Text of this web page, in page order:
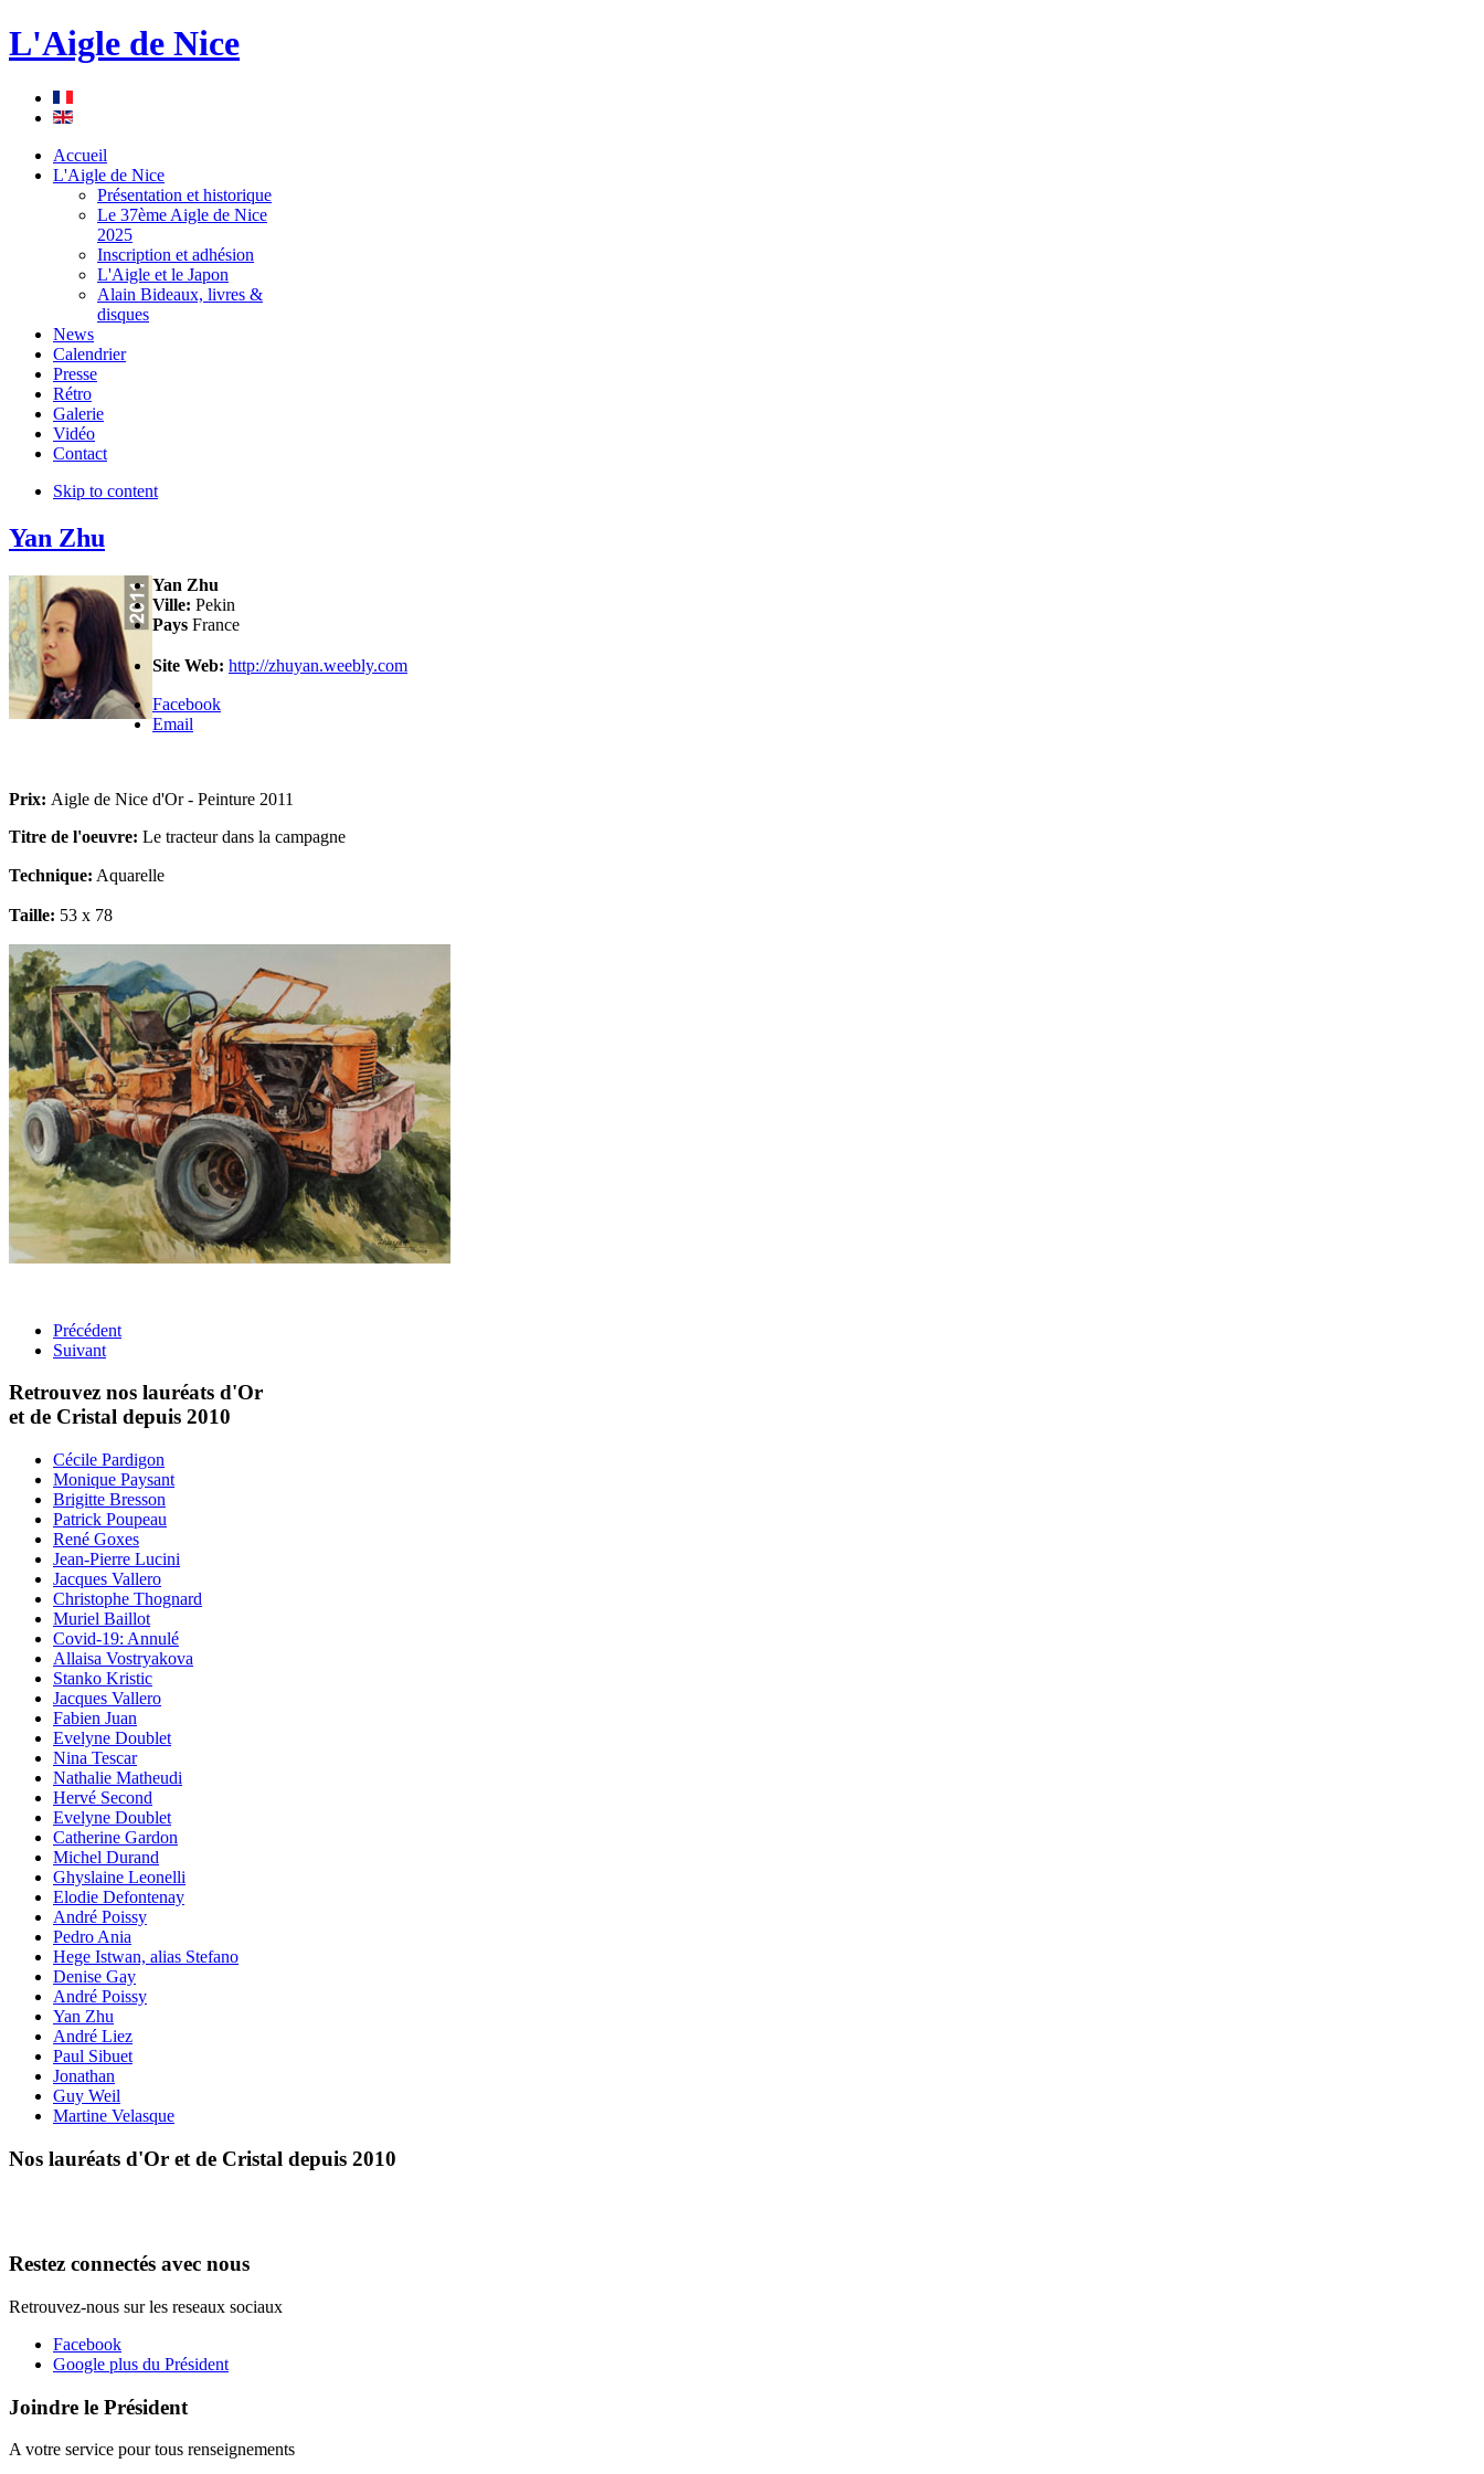
L'Aigle de Nice
Accueil
L'Aigle de Nice
Présentation et historique
Le 37ème Aigle de Nice
2025
Inscription et adhésion
L'Aigle et le Japon
Alain Bideaux, livres &
disques
News
Calendrier
Presse
Rétro
Galerie
Vidéo
Contact
Skip to content
Yan Zhu
Yan Zhu
Ville: Pekin
Pays France
Site Web: http://zhuyan.weebly.com
Facebook
Email
Prix: Aigle de Nice d'Or - Peinture 2011
Titre de l'oeuvre: Le tracteur dans la campagne
Technique: Aquarelle
Taille: 53 x 78
Précédent
Suivant
Retrouvez nos lauréats d'Or
et de Cristal depuis 2010
Cécile Pardigon
Monique Paysant
Brigitte Bresson
Patrick Poupeau
René Goxes
Jean-Pierre Lucini
Jacques Vallero
Christophe Thognard
Muriel Baillot
Covid-19: Annulé
Allaisa Vostryakova
Stanko Kristic
Jacques Vallero
Fabien Juan
Evelyne Doublet
Nina Tescar
Nathalie Matheudi
Hervé Second
Evelyne Doublet
Catherine Gardon
Michel Durand
Ghyslaine Leonelli
Elodie Defontenay
André Poissy
Pedro Ania
Hege Istwan, alias Stefano
Denise Gay
André Poissy
Yan Zhu
André Liez
Paul Sibuet
Jonathan
Guy Weil
Martine Velasque
Nos lauréats d'Or et de Cristal depuis 2010
Restez connectés avec nous
Retrouvez-nous sur les reseaux sociaux
Facebook
Google plus du Président
Joindre le Président
A votre service pour tous renseignements